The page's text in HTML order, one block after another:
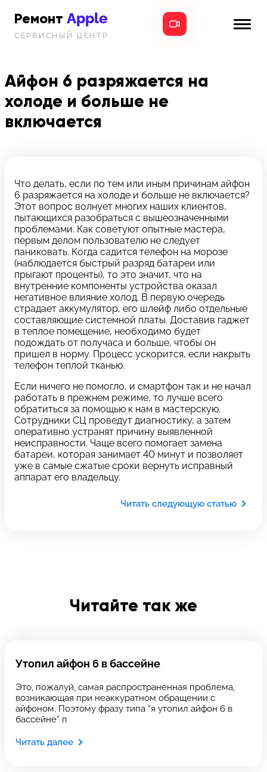
Ремонт Apple
СЕРВИСНЫЙ ЦЕНТР
iPad
MacBook
iMac
Новости
i-info
Контакты
Телефон:
+7 (812) 409-39-75
Адрес:
8 Красноармейская, 18
Режим работы:
c 10:00 до 21:00
Связаться с нами
Айфон 6 разряжается на
холоде и больше не
включается
Что делать, если по тем или иным причинам айфон
6 разряжается на холоде и больше не включается?
Этот вопрос волнует многих наших клиентов,
пытающихся разобраться с вышеозначенными
проблемами. Как советуют опытные мастера,
первым делом пользователю не следует
паниковать. Когда садится телефон на морозе
(наблюдается быстрый разряд батареи или
прыгают проценты), то это значит, что на
внутренние компоненты устройства оказал
негативное влияние холод. В первую очередь
страдает аккумулятор, его шлейф либо отдельные
составляющие системной платы. Доставив гаджет
в теплое помещение, необходимо будет
подождать от получаса и больше, чтобы он
пришел в норму. Процесс ускорится, если накрыть
телефон теплой тканью.
Если ничего не помогло, и смартфон так и не начал
работать в прежнем режиме, то лучше всего
обратиться за помощью к нам в мастерскую.
Сотрудники СЦ проведут диагностику, а затем
оперативно устранят причину выявленной
неисправности. Чаще всего помогает замена
батареи, которая занимает 40 минут и позволяет
уже в самые сжатые сроки вернуть исправный
аппарат его владельцу.
Читать следующую статью
Читайте так же
Утопил айфон 6 в бассейне
Это, пожалуй, самая распространенная проблема,
возникающая при неаккуратном обращении с
айфоном. Поэтому фразу типа “я утопил айфон 6 в
бассейне” п
Читать далее
Задать вопрос
*бесплатно
Заполните форму обратной
связи и ждите звонка:
Оставьте свой
отзыв
Заполните все необходимые поля
Введите имя